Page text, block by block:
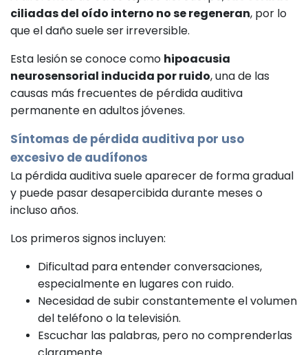
ciliadas del oído interno no se regeneran, por lo
que el daño suele ser irreversible.
Esta lesión se conoce como hipoacusia
neurosensorial inducida por ruido, una de las
causas más frecuentes de pérdida auditiva
permanente en adultos jóvenes.
Síntomas de pérdida auditiva por uso
excesivo de audífonos
La pérdida auditiva suele aparecer de forma gradual
y puede pasar desapercibida durante meses o
incluso años.
Los primeros signos incluyen:
Dificultad para entender conversaciones,
especialmente en lugares con ruido.
Necesidad de subir constantemente el volumen
del teléfono o la televisión.
Escuchar las palabras, pero no comprenderlas